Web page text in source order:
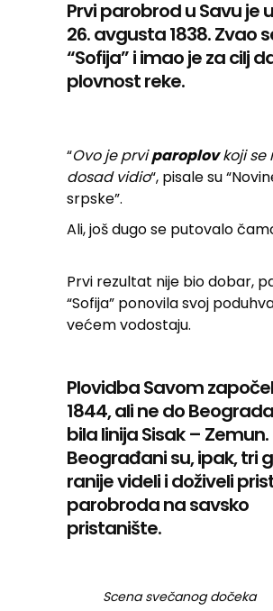
Prvi parobrod u Savu je
26. avgusta 1838. Zvao
“Sofija” i imao je za cilj
plovnost reke.
“Ovo je prviparoplovkoji se
dosad vidio“, pisale su
srpske”.
Ali, još dugo se putovalo
Prvi rezultat nije bio dobar,
“Sofija” ponovila svoj
većem vodostaju.
Plovidba Savom
1844, ali ne do
bila linija Sisak – Zemun.
Beograđani su, ipak, tri
ranije videli i doživeli
parobroda na savsko
pristanište.
Scena svečanog dočeka